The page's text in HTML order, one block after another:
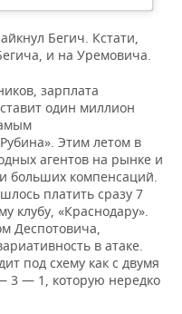
Бегич. Кстати,
и на Уремовича.
зарплата
один миллион
Этим летом в
агентов на рынке и
больших компенсаций.
платить сразу 7
клубу, «Краснодару».
Деспотовича,
в атаке.
под схему как с двумя
— 1, которую нередко